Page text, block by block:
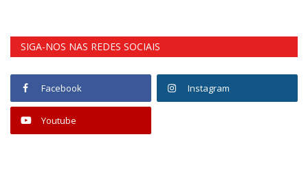
SIGA-NOS NAS REDES SOCIAIS
Facebook Instagram
Youtube